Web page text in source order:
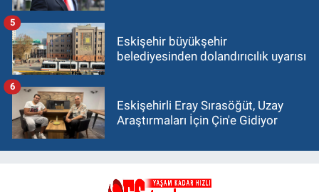
Eskişehir büyükşehir
belediyesinden dolandırıcılık uyarısı
5
Eskişehirli Eray Sırasöğüt, Uzay
Araştırmaları İçin Çin'e Gidiyor
6